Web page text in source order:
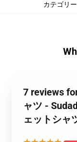
カテゴリー
7 reviews
ャツ -
ェットシャ